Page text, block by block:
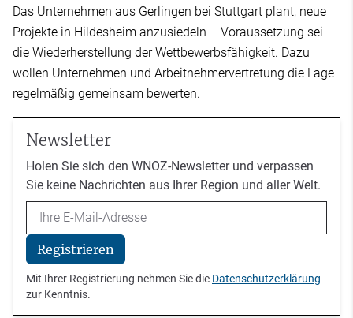
Das Unternehmen aus Gerlingen bei Stuttgart plant, neue
Projekte in Hildesheim anzusiedeln – Voraussetzung sei
die Wiederherstellung der Wettbewerbsfähigkeit. Dazu
wollen Unternehmen und Arbeitnehmervertretung die Lage
regelmäßig gemeinsam bewerten.
Newsletter
Holen Sie sich den WNOZ-Newsletter und verpassen
Sie keine Nachrichten aus Ihrer Region und aller Welt.
Email
Registrieren
Mit Ihrer Registrierung nehmen Sie die Datenschutzerklärung
zur Kenntnis.